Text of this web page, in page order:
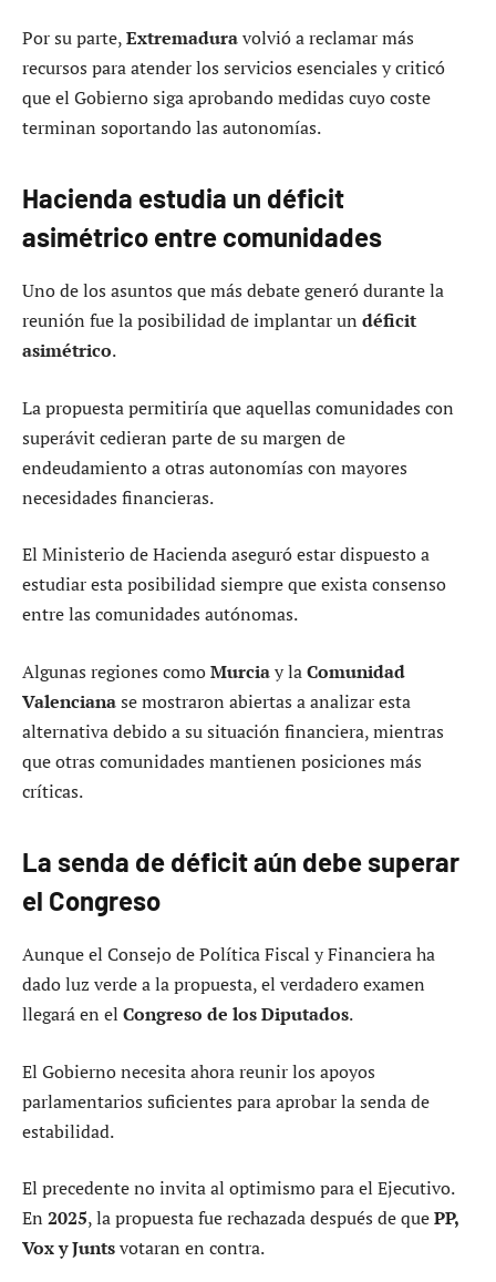
Por su parte,Extremaduravolvió a reclamar más
recursos para atender los servicios esenciales y criticó
que el Gobierno siga aprobando medidas cuyo coste
terminan soportando las autonomías.
Hacienda estudia un déficit
asimétrico entre comunidades
Uno de los asuntos que más debate generó durante la
reunión fue la posibilidad de implantar un déficit
asimétrico.
La propuesta permitiría que aquellas comunidades con
superávit cedieran parte de su margen de
endeudamiento a otras autonomías con mayores
necesidades financieras.
El Ministerio de Hacienda aseguró estar dispuesto a
estudiar esta posibilidad siempre que exista consenso
entre las comunidades autónomas.
Algunas regiones comoMurciay laComunidad
Valencianase mostraron abiertas a analizar esta
alternativa debido a su situación financiera, mientras
que otras comunidades mantienen posiciones más
críticas.
La senda de déficit aún debe superar
el Congreso
Aunque el Consejo de Política Fiscal y Financiera ha
dado luz verde a la propuesta, el verdadero examen
llegará en el Congreso de los Diputados.
El Gobierno necesita ahora reunir los apoyos
parlamentarios suficientes para aprobar la senda de
estabilidad.
El precedente no invita al optimismo para el Ejecutivo.
En 2025, la propuesta fue rechazada después de quePP,
Vox y Juntsvotaran en contra.